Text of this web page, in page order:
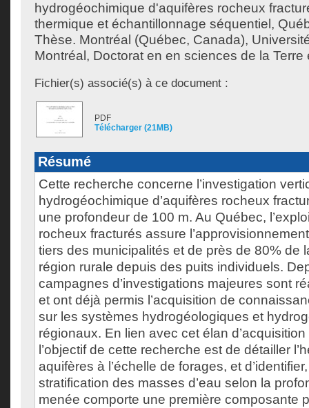
hydrogéochimique d'aquifères rocheux
thermique et échantillonnage séquentiel,
Thèse. Montréal (Québec, Canada),
Montréal, Doctorat en en sciences de la
Fichier(s) associé(s) à ce document :
PDF
Télécharger (21MB)
Résumé
Cette recherche concerne l’investigation
hydrogéochimique d’aquifères rocheux
une profondeur de 100 m. Au Québec,
rocheux fracturés assure
tiers des municipalités et de près de 80% de
région rurale depuis des puits individuels.
campagnes d’investigations majeures sont
et ont déjà permis l’acquisition de
sur les systèmes hydrogéologiques et
régionaux. En lien avec cet élan
l’objectif de cette recherche est de détailler
aquifères à l’échelle de forages, et
stratification des masses d’eau selon la
menée comporte une première composante